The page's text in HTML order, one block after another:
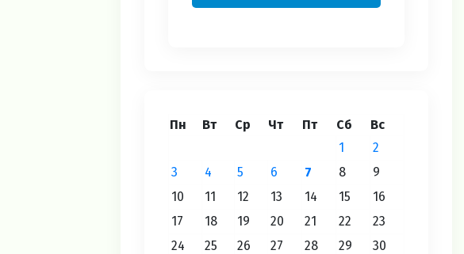
Пн Вт Ср Чт Пт Сб Вс
1
2
3
4 5 6 7 8
9
10
11 12 13 14 15
16
17
18 19 20 21 22
23
24
25 26 27 28 29
30